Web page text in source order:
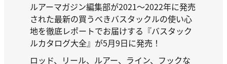
ルアーマガジン編集部が2021～2022年に発売
された最新の買うべきバスタックルの使い心
地を徹底レポートでお届けする『バスタック
ルカタログ大全』が5月9日に発売！
ロッド、リール、ルアー、ライン、フックな